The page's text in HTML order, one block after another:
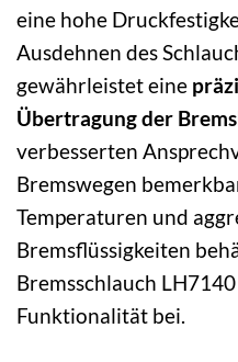
eine hohe
Ausdehnen des
gewährleistet eine
Übertragung der
verbesserten
Bremswegen
Temperaturen und
Bremsflüssigkeiten
Bremsschlauch
Funktionalität bei.